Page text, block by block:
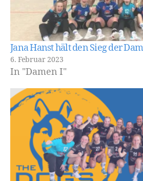
Jana Hanst hält den Sieg der
6. Februar 2023
In "Damen I"